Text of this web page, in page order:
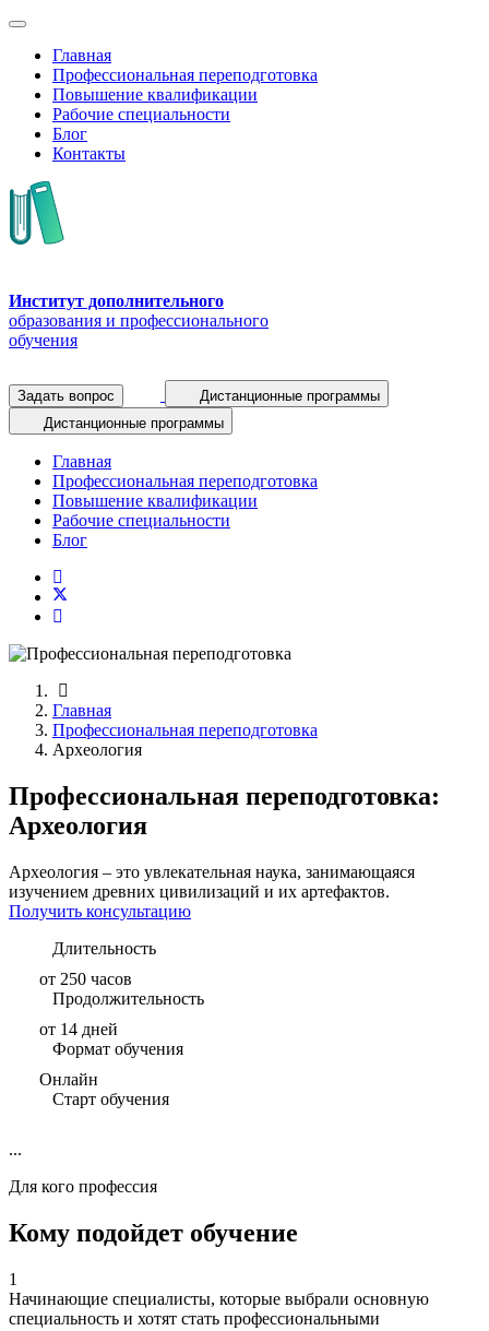
Главная
Профессиональная переподготовка
Повышение квалификации
Рабочие специальности
Блог
Контакты
Институт дополнительного
образования и профессионального
обучения
Задать вопрос
Дистанционные программы
Дистанционные программы
Главная
Профессиональная переподготовка
Повышение квалификации
Рабочие специальности
Блог
Главная
Профессиональная переподготовка
Археология
Профессиональная переподготовка:
Археология
Археология – это увлекательная наука, занимающаяся
изучением древних цивилизаций и их артефактов.
Получить консультацию
Длительность
от 250 часов
Продолжительность
от 14 дней
Формат обучения
Онлайн
Старт обучения
...
Для кого профессия
Кому подойдет обучение
1
Начинающие специалисты, которые выбрали основную
специальность и хотят стать профессиональными